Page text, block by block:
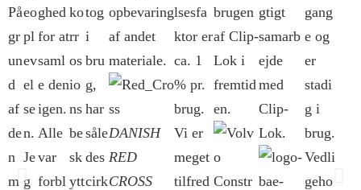
På
gr
un
d
af
de
n
m
eo
pl
ev
el
se
n.
Je
g
ghed
for at
saml
e den
igen.
Alle
var
forbl
ko
rr
os
io
ns
be
sk
ytt
tog
i
bru
g,
har
såle
des
cirk
opbevaring
af andet
materiale.
DANISH
RED
CROSS
lsesfa
ktor er
ca. 1
% pr.
brug.
Vi er
meget
tilfred
brugen
af Clip-
Lok i
fremtid
en.
gtigt
samarb
ejde
med
Clip-
Lok.
gang
e og
er
stadi
g i
brug.
Vedli
geho